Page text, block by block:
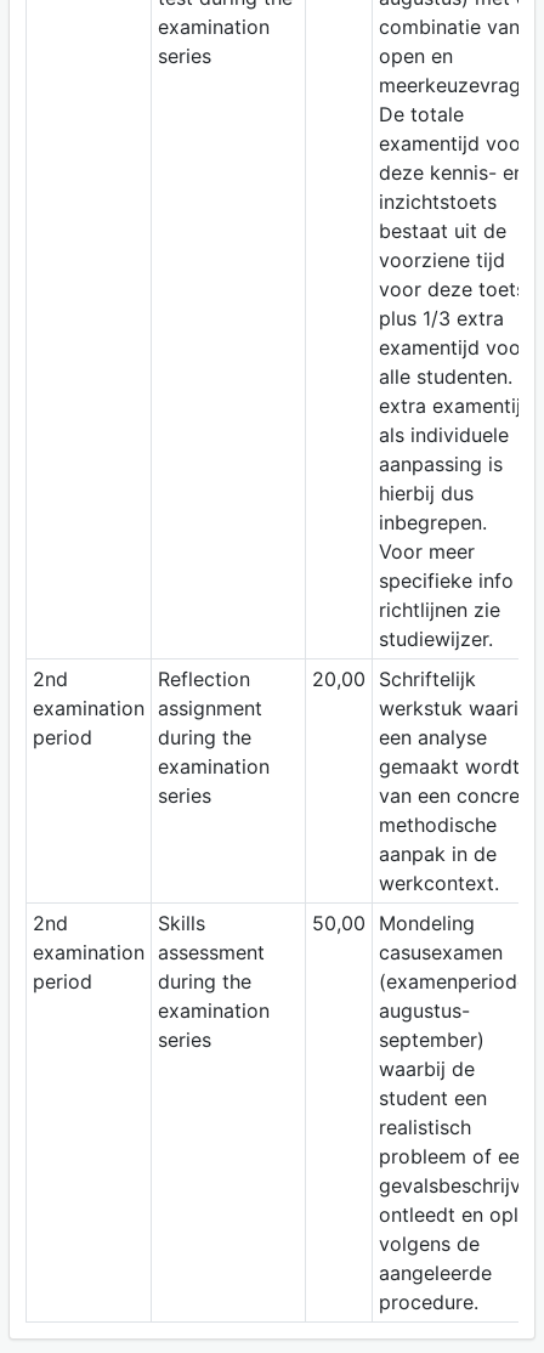
examination
series
combinatie van
open en
De totale
examentijd voor
deze kennis- en
inzichtstoets
bestaat uit de
voorziene tijd
voor deze toets
plus 1/3 extra
examentijd voor
alle studenten. De
extra examentijd
als individuele
aanpassing is
hierbij dus
inbegrepen.
Voor meer
specifieke info en
richtlijnen zie
studiewijzer.
2nd
examination
period
Reflection
assignment
during the
examination
series
20,00
Schriftelijk
werkstuk waarin
een analyse
gemaakt wordt
van een concrete
methodische
aanpak in de
werkcontext.
2nd
examination
period
Skills
assessment
during the
examination
series
50,00
Mondeling
casusexamen
(examenperiode
augustus-
september)
waarbij de
student een
realistisch
probleem of een
ontleedt en
volgens de
aangeleerde
procedure.